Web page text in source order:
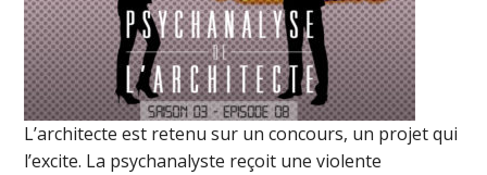
L’architecte est retenu sur un concours, un projet qui
l’excite. La psychanalyste reçoit une violente